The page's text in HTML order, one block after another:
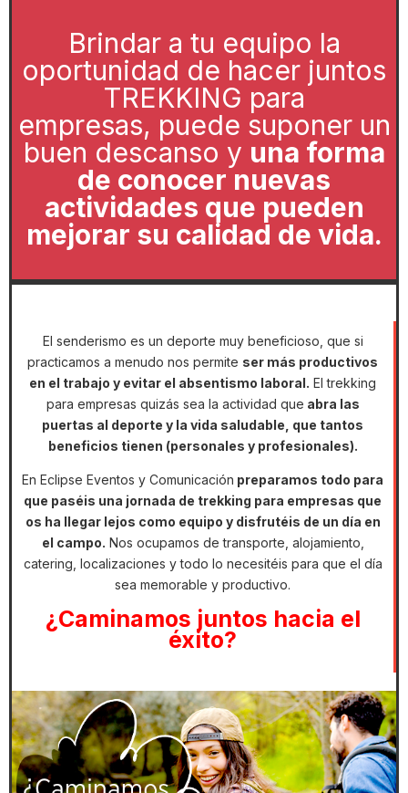
Brindar a tu equipo la
oportunidad de hacer juntos
TREKKING para
empresas, puede suponer un
buen descanso y una forma
de conocer nuevas
actividades que pueden
mejorar su calidad de vida.
El senderismo es un deporte muy beneficioso, que si
practicamos a menudo nos permite ser más productivos
en el trabajo y evitar el absentismo laboral. El trekking
para empresas quizás sea la actividad que abra las
puertas al deporte y la vida saludable, que tantos
beneficios tienen (personales y profesionales).
En Eclipse Eventos y Comunicación preparamos todo para
que paséis una jornada de trekking para empresas que
os ha llegar lejos como equipo y disfrutéis de un día en
el campo. Nos ocupamos de transporte, alojamiento,
catering, localizaciones y todo lo necesitéis para que el día
sea memorable y productivo.
¿Caminamos juntos hacia el
éxito?